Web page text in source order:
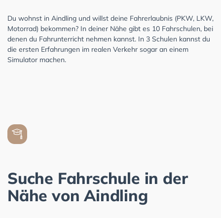
Du wohnst in Aindling und willst deine Fahrerlaubnis (PKW, LKW,
Motorrad) bekommen? In deiner Nähe gibt es 10 Fahrschulen, bei
denen du Fahrunterricht nehmen kannst. In 3 Schulen kannst du
die ersten Erfahrungen im realen Verkehr sogar an einem
Simulator machen.
Suche Fahrschule in der
Nähe von Aindling